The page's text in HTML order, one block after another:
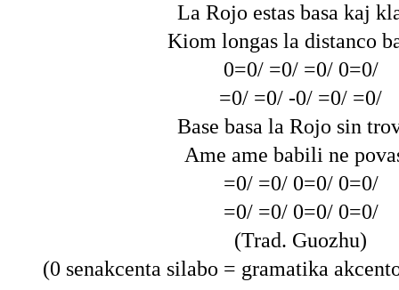
La Rojo estas basa kaj
Kiom longas la distanco
0=0/ =0/ =0/ 0=0/
=0/ =0/ -0/ =0/ =0/
Base basa la Rojo sin
Ame ame babili ne
=0/ =0/ 0=0/ 0=0/
=0/ =0/ 0=0/ 0=0/
(Trad. Guozhu)
(0 senakcenta silabo = gramatika